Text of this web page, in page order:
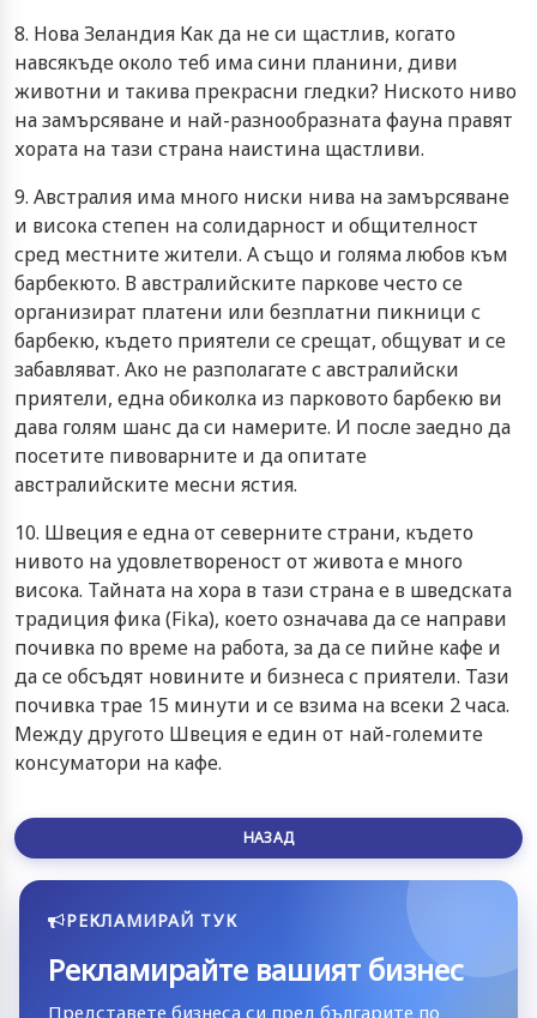
8. Нова Зеландия Как да не си щастлив, когато
навсякъде около теб има сини планини, диви
животни и такива прекрасни гледки? Ниското ниво
на замърсяване и най-разнообразната фауна правят
хората на тази страна наистина щастливи.
9. Австралия има много ниски нива на замърсяване
и висока степен на солидарност и общителност
сред местните жители. А също и голяма любов към
барбекюто. В австралийските паркове често се
организират платени или безплатни пикници с
барбекю, където приятели се срещат, общуват и се
забавляват. Ако не разполагате с австралийски
приятели, една обиколка из парковото барбекю ви
дава голям шанс да си намерите. И после заедно да
посетите пивоварните и да опитате
австралийските месни ястия.
10. Швеция е една от северните страни, където
нивото на удовлетвореност от живота е много
висока. Тайната на хора в тази страна е в шведската
традиция фика (Fika), което означава да се направи
почивка по време на работа, за да се пийне кафе и
да се обсъдят новините и бизнеса с приятели. Тази
почивка трае 15 минути и се взима на всеки 2 часа.
Между другото Швеция е един от най-големите
консуматори на кафе.
НАЗАД
РЕКЛАМИРАЙ ТУК
Рекламирайте вашият бизнес
Представете бизнеса си пред българите по